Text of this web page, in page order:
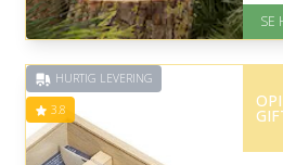
SE
HURTIG LEVERING
3.8